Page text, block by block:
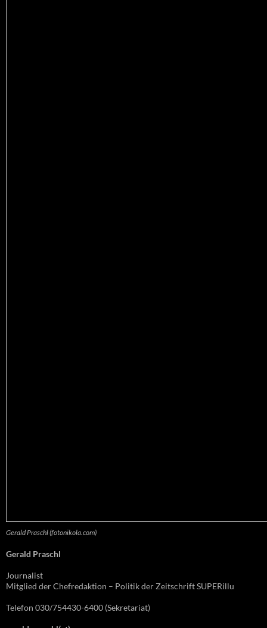
Gerald Praschl (fotonikola.com)
Gerald Praschl
Journalist
Mitglied der Chefredaktion – Politik der Zeitschrift SUPERillu
Telefon 030/754430-6400 (Sekretariat)